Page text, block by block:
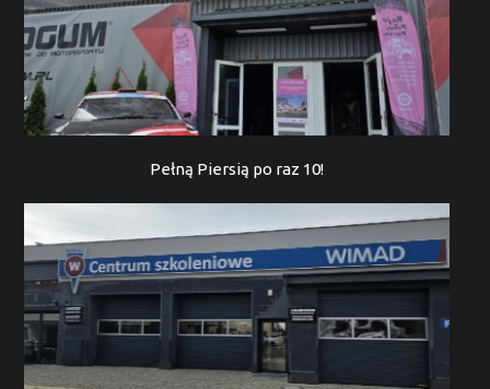
Pełną Piersią po raz 10!